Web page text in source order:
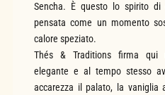
Sencha. È questo lo spirito di
pensata come un momento
calore speziato.
Thés & Traditions firma qui
elegante e al tempo stesso
accarezza il palato, la vaniglia